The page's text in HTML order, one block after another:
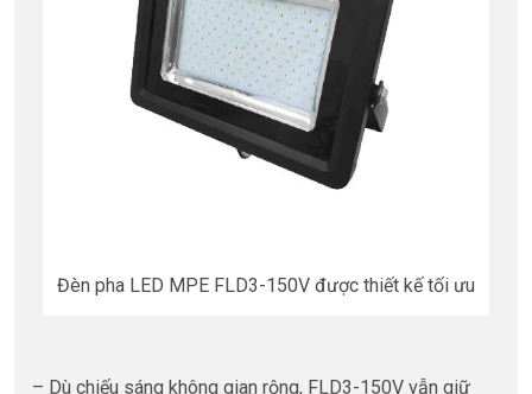
Đèn pha LED MPE FLD3-150V được thiết kế tối ưu
– Dù chiếu sáng không gian rộng, FLD3-150V vẫn giữ